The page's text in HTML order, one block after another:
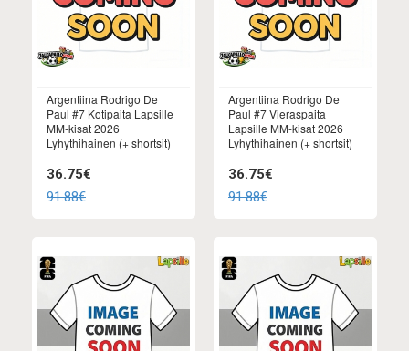
Argentiina Rodrigo De
Paul #7 Kotipaita Lapsille
MM-kisat 2026
Lyhythihainen (+ shortsit)
36.75€
91.88€
Argentiina Rodrigo De
Paul #7 Vieraspaita
Lapsille MM-kisat 2026
Lyhythihainen (+ shortsit)
36.75€
91.88€